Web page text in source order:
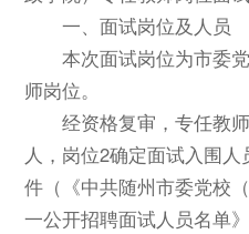
一、面试岗位及人员
本次面试岗位为市委
师岗位。
经资格复审，专任教
人，岗位2确定面试入围
件（《中共随州市委党校
一公开招聘面试人员名单》